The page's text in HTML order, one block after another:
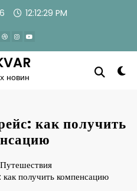
12:12:30 PM
новин
как получить
Путешествия
получить компенсацию